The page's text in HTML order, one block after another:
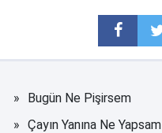
Bugün Ne Pişirsem
Çayın Yanına Ne Yapsam